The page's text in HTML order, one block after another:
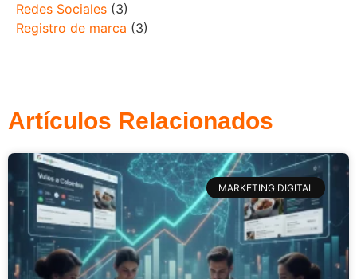
Redes Sociales (3)
Registro de marca (3)
Artículos Relacionados
MARKETING DIGITAL